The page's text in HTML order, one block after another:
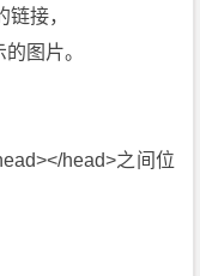
接，
图片。
head>之间位